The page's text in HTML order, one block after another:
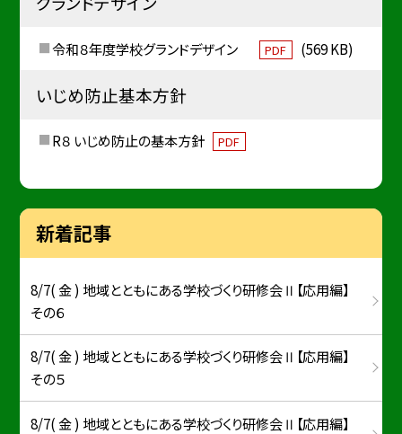
令和８年度学校グランドデザイン PDF (569 KB)
いじめ防止基本方針
R８ いじめ防止の基本方針 PDF
新着記事
8/7( 金 ) 地域とともにある学校づくり研修会Ⅱ【応用編】
その６
8/7( 金 ) 地域とともにある学校づくり研修会Ⅱ【応用編】
その５
8/7( 金 ) 地域とともにある学校づくり研修会Ⅱ【応用編】